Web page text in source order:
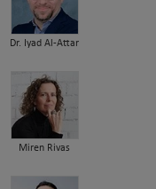
Dr. Iyad Al-Attar
Miren Rivas